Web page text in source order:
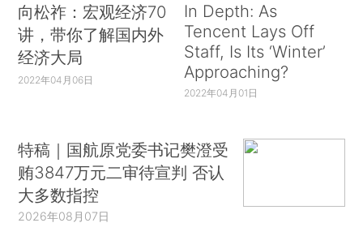
向松祚：宏观经济70
讲，带你了解国内外
经济大局
2022年04月06日
In Depth: As
Tencent Lays Off
Staff, Is Its ‘Winter’
Approaching?
2022年04月01日
特稿｜国航原党委书记樊澄受
贿3847万元二审待宣判 否认
大多数指控
2026年08月07日